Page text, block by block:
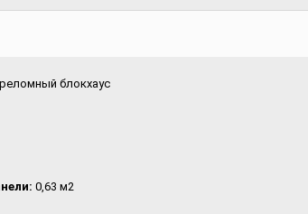
блокхаус
0,63 м2